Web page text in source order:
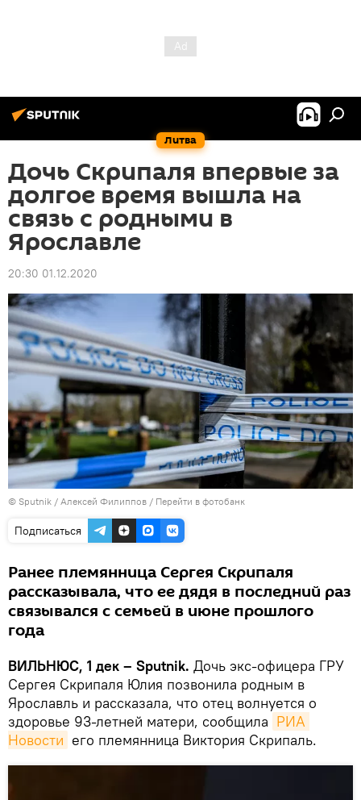
Литва
Дочь Скрипаля впервые за
долгое время вышла на
связь с родными в
Ярославле
20:30 01.12.2020
© Sputnik / Алексей Филиппов / Перейти в фотобанк
Подписаться
Ранее племянница Сергея Скрипаля
рассказывала, что ее дядя в последний раз
связывался с семьей в июне прошлого
года
ВИЛЬНЮС, 1 дек – Sputnik. Дочь экс-офицера ГРУ
Сергея Скрипаля Юлия позвонила родным в
Ярославль и рассказала, что отец волнуется о
здоровье 93-летней матери, сообщила РИА
Новости его племянница Виктория Скрипаль.